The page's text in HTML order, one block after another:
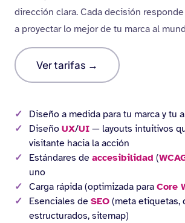
dirección clara. Cada decisión
a proyectar lo mejor de tu marca al
Ver tarifas →
Diseño a medida para tu marca y tu
Diseño UX/UI — layouts intuitivos
visitante hacia la acción
Estándares de accesibilidad (
uno
Carga rápida (optimizada para Core
Esenciales de SEO (meta etiquetas,
estructurados, sitemap)